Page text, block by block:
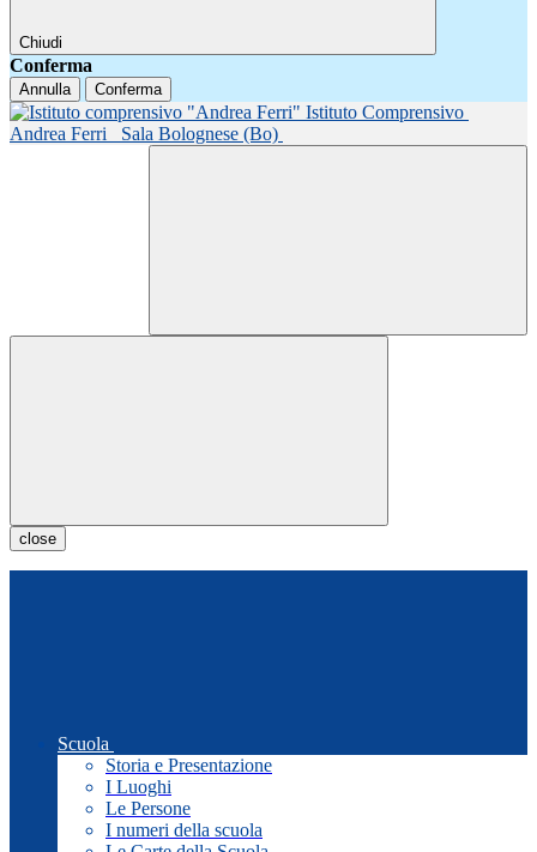
Chiudi
Conferma
Annulla Conferma
Istituto Comprensivo
Andrea Ferri
Sala Bolognese (Bo)
close
Scuola
Storia e Presentazione
I Luoghi
Le Persone
I numeri della scuola